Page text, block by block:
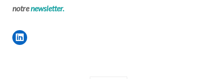
notrenewsletter.